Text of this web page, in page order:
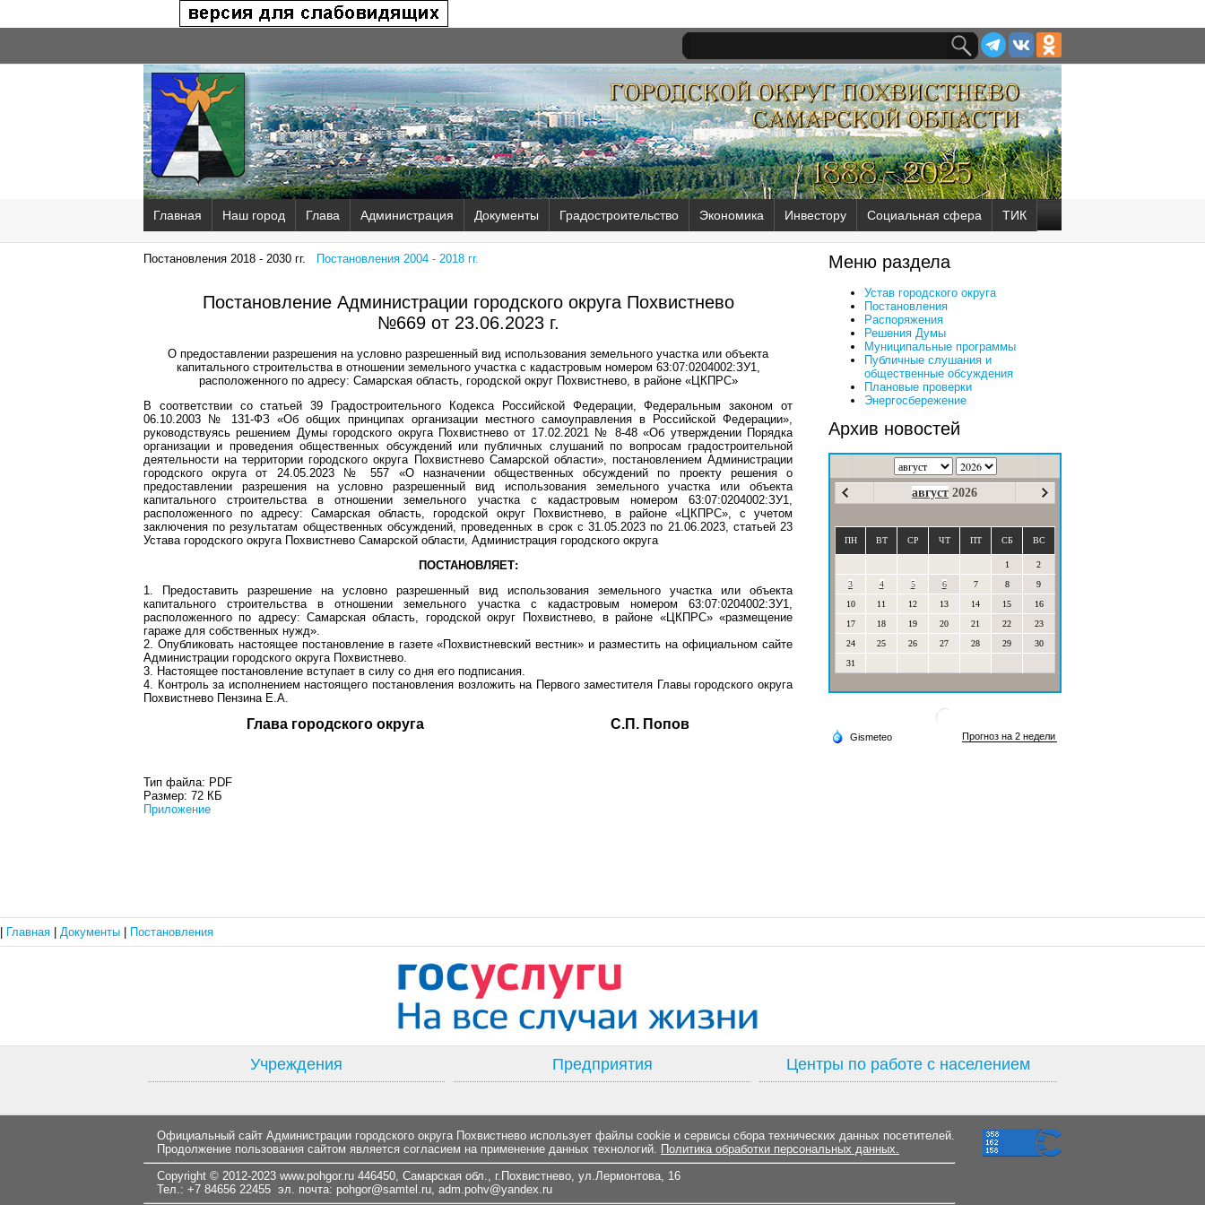
Главная Наш город Глава Администрация Документы Градостроительство Экономика Инвестору Социальная сфера ТИК
Постановления 2018 - 2030 гг. Постановления 2004 - 2018 гг.
Постановление Администрации городского округа Похвистнево
№669 от 23.06.2023 г.
О предоставлении разрешения на условно разрешенный вид использования земельного участка или объекта
капитального строительства в отношении земельного участка с кадастровым номером 63:07:0204002:ЗУ1,
расположенного по адресу: Самарская область, городской округ Похвистнево, в районе «ЦКПРС»
В соответствии со статьей 39 Градостроительного Кодекса Российской Федерации, Федеральным законом от
06.10.2003 № 131-ФЗ «Об общих принципах организации местного самоуправления в Российской Федерации»,
руководствуясь решением Думы городского округа Похвистнево от 17.02.2021 № 8-48 «Об утверждении Порядка
организации и проведения общественных обсуждений или публичных слушаний по вопросам градостроительной
деятельности на территории городского округа Похвистнево Самарской области», постановлением Администрации
городского округа от 24.05.2023 № 557 «О назначении общественных обсуждений по проекту решения о
предоставлении разрешения на условно разрешенный вид использования земельного участка или объекта
капитального строительства в отношении земельного участка с кадастровым номером 63:07:0204002:ЗУ1,
расположенного по адресу: Самарская область, городской округ Похвистнево, в районе «ЦКПРС», с учетом
заключения по результатам общественных обсуждений, проведенных в срок с 31.05.2023 по 21.06.2023, статьей 23
Устава городского округа Похвистнево Самарской области, Администрация городского округа
ПОСТАНОВЛЯЕТ:
1. Предоставить разрешение на условно разрешенный вид использования земельного участка или объекта
капитального строительства в отношении земельного участка с кадастровым номером 63:07:0204002:ЗУ1,
расположенного по адресу: Самарская область, городской округ Похвистнево, в районе «ЦКПРС» «размещение
гараже для собственных нужд».
2. Опубликовать настоящее постановление в газете «Похвистневский вестник» и разместить на официальном сайте
Администрации городского округа Похвистнево.
3. Настоящее постановление вступает в силу со дня его подписания.
4. Контроль за исполнением настоящего постановления возложить на Первого заместителя Главы городского округа
Похвистнево Пензина Е.А.
Глава городского округа С.П. Попов
Тип файла: PDF
Размер: 72 КБ
Приложение
Меню раздела
Устав городского округа
Постановления
Распоряжения
Решения Думы
Муниципальные программы
Публичные слушания и
общественные обсуждения
Плановые проверки
Энергосбережение
Архив новостей
август 2026
ПН ВТ СР ЧТ ПТ СБ ВС
1
2
3
4 5 6 7 8
9
10
11 12 13 14 15
16
17
18 19 20 21 22
23
24
25 26 27 28 29
30
31
Главная Документы Постановления
Учреждения Предприятия Центры по работе с населением
Официальный сайт Администрации городского округа Похвистнево использует файлы cookie и сервисы сбора технических данных посетителей.
Продолжение пользования сайтом является согласием на применение данных технологий. Политика обработки персональных данных.
Copyright © 2012-2023 www.pohgor.ru 446450, Самарская обл., г.Похвистнево, ул.Лермонтова, 16
Тел.: +7 84656 22455 эл. почта: pohgor@samtel.ru, adm.pohv@yandex.ru